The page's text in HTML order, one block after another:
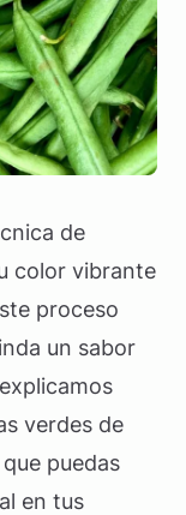
de
color vibrante
proceso
un sabor
verdes de
puedas
en tus